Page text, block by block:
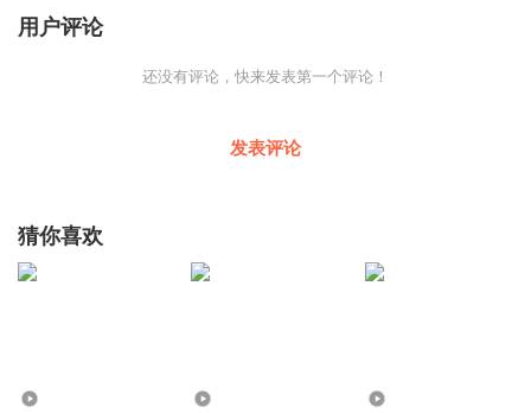
用户评论
还没有评论，快来发表第一个评论！
发表评论
猜你喜欢